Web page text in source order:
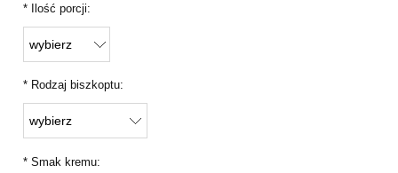
* Ilość porcji:
* Rodzaj biszkoptu:
* Smak kremu: